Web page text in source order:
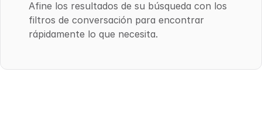
Afine los resultados de su búsqueda con los
filtros de conversación para encontrar
rápidamente lo que necesita.